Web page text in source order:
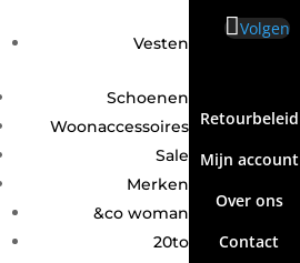
Vesten
Schoenen
Woonaccessoires
Sale
Merken
&co woman
20to
Volgen
Retourbeleid
Mijn account
Over ons
Contact